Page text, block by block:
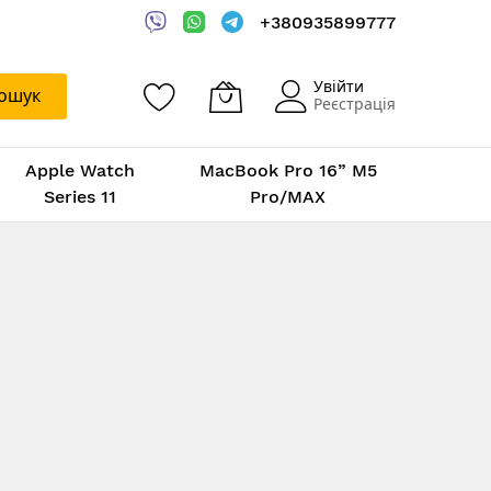
+380935899777
Увійти
Реєстрація
Apple Watch
Series 11
MacBook Pro 16” M5
Pro/MAX